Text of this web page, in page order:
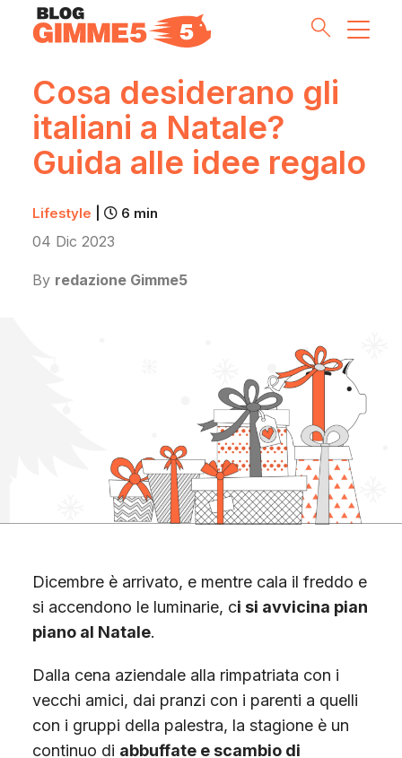
Money Tips
Investment Pills
Lifestyle
Inside G5
Scopri Gimme5
Cosa desiderano gli
italiani a Natale?
Guida alle idee regalo
Lifestyle 6 min
04 Dic 2023
By redazione Gimme5
Dicembre è arrivato, e mentre cala il freddo e
si accendono le luminarie, ci si avvicina pian
piano al Natale.
Dalla cena aziendale alla rimpatriata con i
vecchi amici, dai pranzi con i parenti a quelli
con i gruppi della palestra, la stagione è un
continuo di abbuffate e scambio di